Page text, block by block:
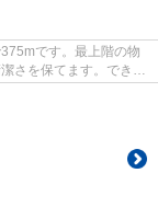
です。最上階の物
さを保てます。できる